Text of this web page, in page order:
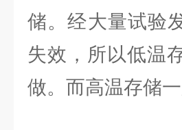
储。经大量试验
失效，所以低温
做。而高温存储